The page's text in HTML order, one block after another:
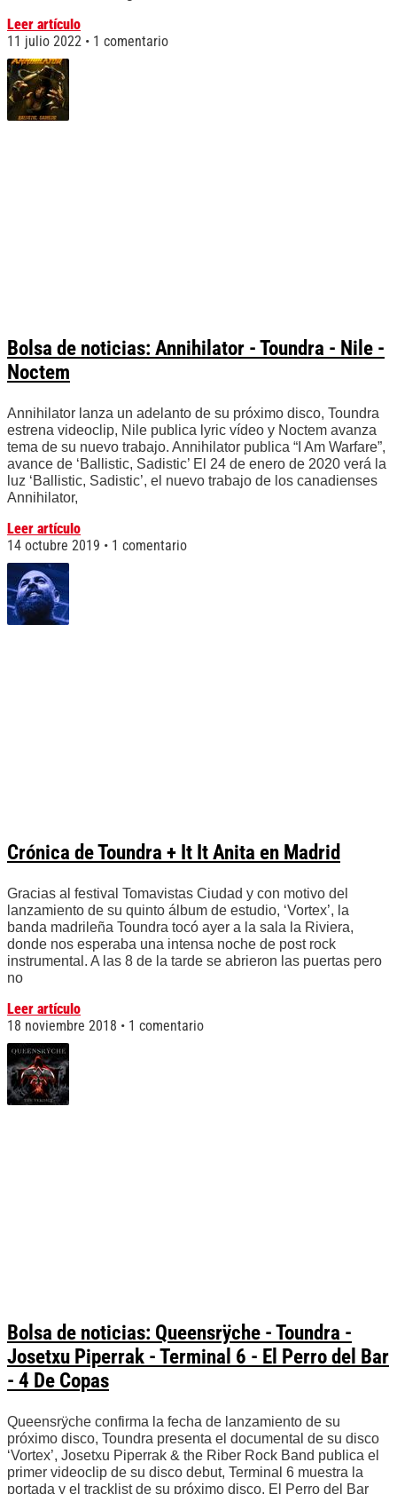
Leer artículo
11 julio 2022
1 comentario
Bolsa de noticias: Annihilator - Toundra - Nile -
Noctem
Annihilator lanza un adelanto de su próximo disco, Toundra
estrena videoclip, Nile publica lyric vídeo y Noctem avanza
tema de su nuevo trabajo. Annihilator publica “I Am Warfare”,
avance de ‘Ballistic, Sadistic’ El 24 de enero de 2020 verá la
luz ‘Ballistic, Sadistic’, el nuevo trabajo de los canadienses
Annihilator,
Leer artículo
14 octubre 2019
1 comentario
Crónica de Toundra + It It Anita en Madrid
Gracias al festival Tomavistas Ciudad y con motivo del
lanzamiento de su quinto álbum de estudio, ‘Vortex’, la
banda madrileña Toundra tocó ayer a la sala la Riviera,
donde nos esperaba una intensa noche de post rock
instrumental. A las 8 de la tarde se abrieron las puertas pero
no
Leer artículo
18 noviembre 2018
1 comentario
Bolsa de noticias: Queensrÿche - Toundra -
Josetxu Piperrak - Terminal 6 - El Perro del Bar
- 4 De Copas
Queensrÿche confirma la fecha de lanzamiento de su
próximo disco, Toundra presenta el documental de su disco
‘Vortex’, Josetxu Piperrak & the Riber Rock Band publica el
primer videoclip de su disco debut, Terminal 6 muestra la
portada y el tracklist de su próximo disco, El Perro del Bar